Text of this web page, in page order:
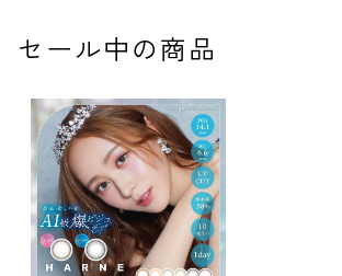
セール中の商品